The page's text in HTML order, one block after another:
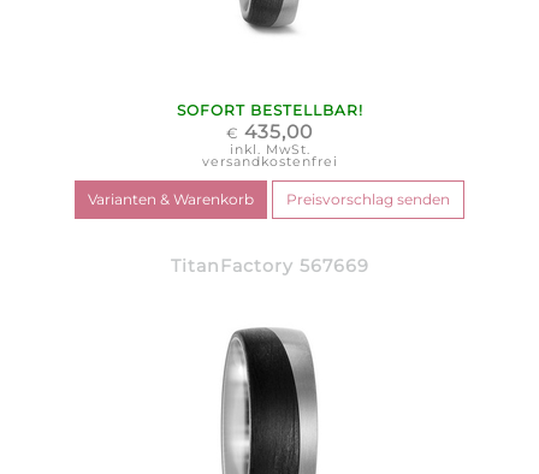
SOFORT BESTELLBAR!
€ 435,00
inkl. MwSt.
versandkostenfrei
TitanFactory 567669